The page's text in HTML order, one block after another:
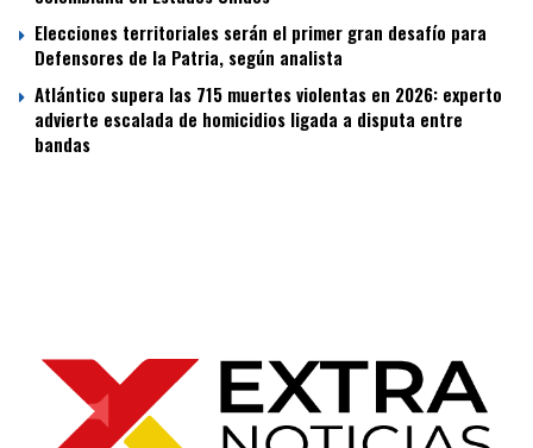
Elecciones territoriales serán el primer gran desafío para
Defensores de la Patria, según analista
Atlántico supera las 715 muertes violentas en 2026: experto
advierte escalada de homicidios ligada a disputa entre
bandas